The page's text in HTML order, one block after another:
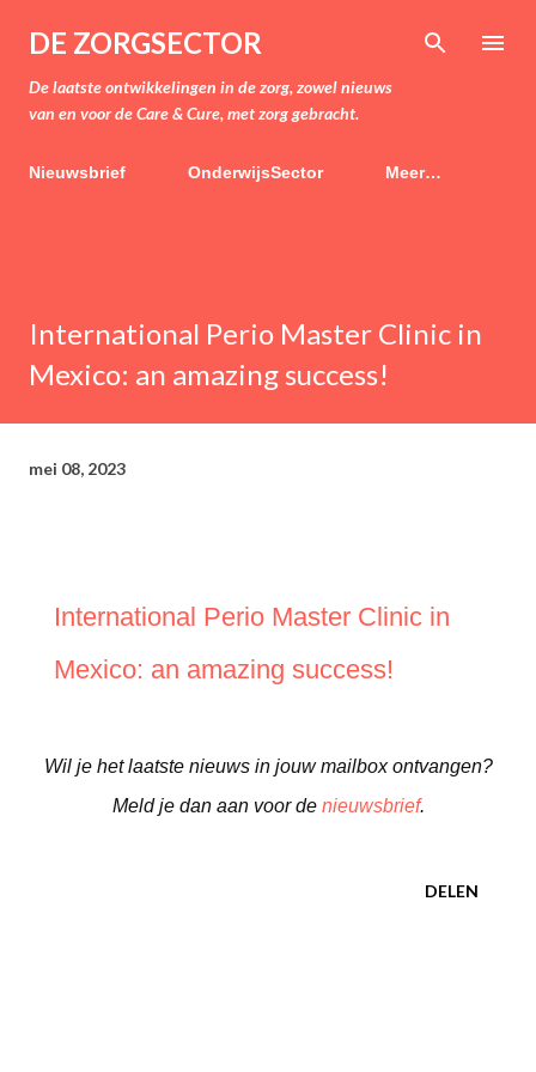
Doorgaan naar hoofdcontent
DE ZORGSECTOR
De laatste ontwikkelingen in de zorg, zowel nieuws
van en voor de Care & Cure, met zorg gebracht.
Nieuwsbrief OnderwijsSector Meer…
International Perio Master Clinic in
Mexico: an amazing success!
mei 08, 2023
International Perio Master Clinic in
Mexico: an amazing success!
Wil je het laatste nieuws in jouw mailbox ontvangen?
Meld je dan aan voor de nieuwsbrief.
DELEN